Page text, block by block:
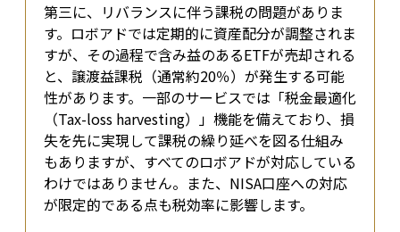
第三に、リバランスに伴う課税の問題がありま
す。ロボアドでは定期的に資産配分が調整されま
すが、その過程で含み益のあるETFが売却される
と、譲渡益課税（通常約20％）が発生する可能
性があります。一部のサービスでは「税金最適化
（Tax-loss harvesting）」機能を備えており、損
失を先に実現して課税の繰り延べを図る仕組み
もありますが、すべてのロボアドが対応している
わけではありません。また、NISA口座への対応
が限定的である点も税効率に影響します。